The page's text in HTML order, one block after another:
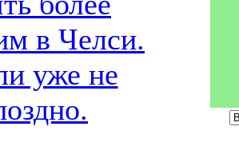
в Челси.
уже не